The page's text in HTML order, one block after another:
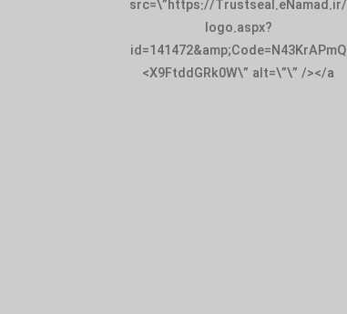
src=\”https://Trustseal.eNamad.ir/
logo.aspx?
id=141472&amp;Code=N43KrAPmQ
X9FtddGRk0W\” alt=\”\” /></a>